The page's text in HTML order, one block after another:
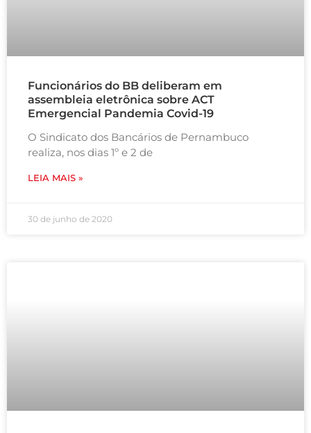
Funcionários do BB deliberam em
assembleia eletrônica sobre ACT
Emergencial Pandemia Covid-19
O Sindicato dos Bancários de Pernambuco
realiza, nos dias 1º e 2 de
LEIA MAIS »
30 de junho de 2020